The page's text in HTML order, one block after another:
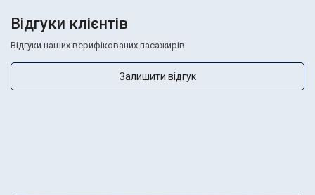
Відгуки клієнтів
Відгуки наших верифікованих пасажирів
Залишити відгук